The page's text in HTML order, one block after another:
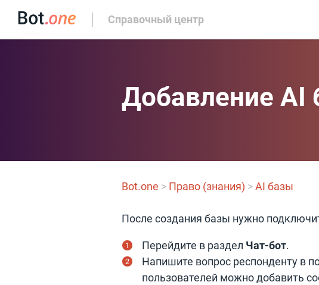
Справочный центр
Добавление AI
Bot.one > Право (знания) >AI базы
После создания базы нужно
Перейдите в раздел Чат-бот.
Напишите вопрос респонденту в
пользователей можно добавить